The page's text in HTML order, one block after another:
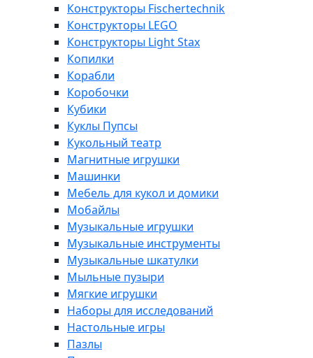
Конструкторы Fisсhertechnik
Конструкторы LEGO
Конструкторы Light Stax
Копилки
Корабли
Коробочки
Кубики
Куклы Пупсы
Кукольный театр
Магнитные игрушки
Машинки
Мебель для кукол и домики
Мобайлы
Музыкальные игрушки
Музыкальные инструменты
Музыкальные шкатулки
Мыльные пузыри
Мягкие игрушки
Наборы для исследований
Настольные игры
Пазлы